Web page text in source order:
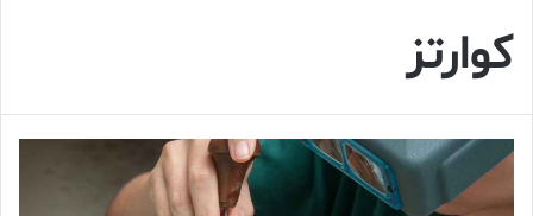
کوارتز